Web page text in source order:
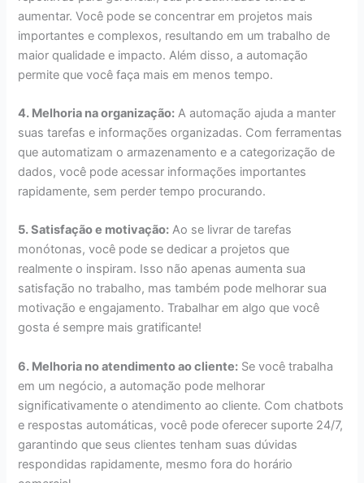
aumentar. Você pode se concentrar em projetos mais
importantes e complexos, resultando em um trabalho de
maior qualidade e impacto. Além disso, a automação
permite que você faça mais em menos tempo.
4. Melhoria na organização: A automação ajuda a manter
suas tarefas e informações organizadas. Com ferramentas
que automatizam o armazenamento e a categorização de
dados, você pode acessar informações importantes
rapidamente, sem perder tempo procurando.
5. Satisfação e motivação: Ao se livrar de tarefas
monótonas, você pode se dedicar a projetos que
realmente o inspiram. Isso não apenas aumenta sua
satisfação no trabalho, mas também pode melhorar sua
motivação e engajamento. Trabalhar em algo que você
gosta é sempre mais gratificante!
6. Melhoria no atendimento ao cliente: Se você trabalha
em um negócio, a automação pode melhorar
significativamente o atendimento ao cliente. Com chatbots
e respostas automáticas, você pode oferecer suporte 24/7,
garantindo que seus clientes tenham suas dúvidas
respondidas rapidamente, mesmo fora do horário